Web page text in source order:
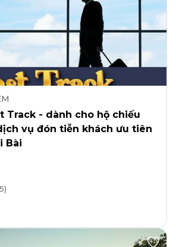
Track - dành cho hộ chiếu
vụ đón tiễn khách ưu tiên
Bài
)